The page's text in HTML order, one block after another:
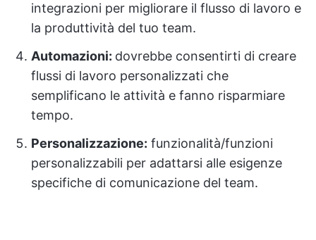
integrazioni per migliorare il flusso di lavoro e
la produttività del tuo team.
Automazioni: dovrebbe consentirti di creare
flussi di lavoro personalizzati che
semplificano le attività e fanno risparmiare
tempo.
Personalizzazione: funzionalità/funzioni
personalizzabili per adattarsi alle esigenze
specifiche di comunicazione del team.